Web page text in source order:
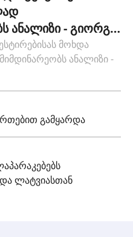
ანალიზი - გიორგი
მოხდა
ანალიზი -
გამყარდა
ლატვიასთან